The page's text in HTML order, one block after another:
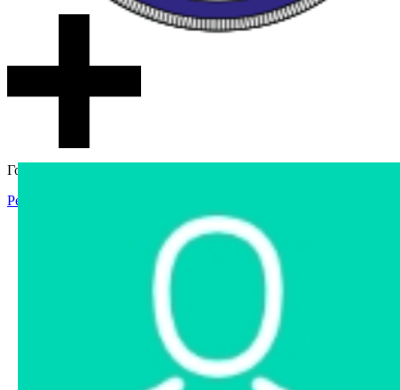
Гостевой доступ
Регистрация
Интернет-магазин
Интернет-витрина
Арестованное имущество